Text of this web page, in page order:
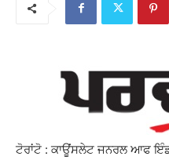
ਟੋਰਾਂਟੋ : ਕਾਊਂਸਲੇਟ ਜਨਰਲ ਆਫ